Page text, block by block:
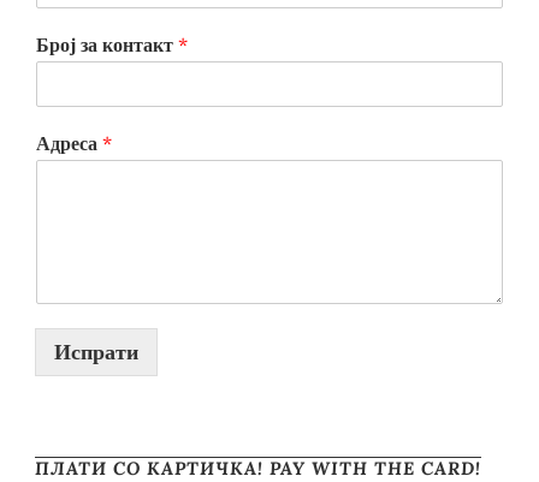
Број за контакт *
Адреса *
Испрати
ПЛАТИ СО КАРТИЧКА! PAY WITH THE CARD!